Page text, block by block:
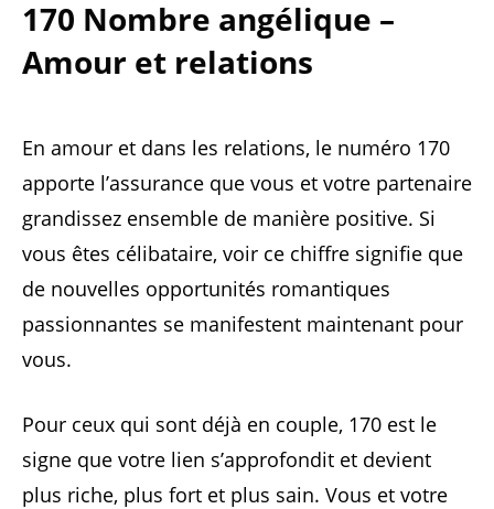
170 Nombre angélique –
Amour et relations
En amour et dans les relations, le numéro 170
apporte l’assurance que vous et votre partenaire
grandissez ensemble de manière positive. Si
vous êtes célibataire, voir ce chiffre signifie que
de nouvelles opportunités romantiques
passionnantes se manifestent maintenant pour
vous.
Pour ceux qui sont déjà en couple, 170 est le
signe que votre lien s’approfondit et devient
plus riche, plus fort et plus sain. Vous et votre